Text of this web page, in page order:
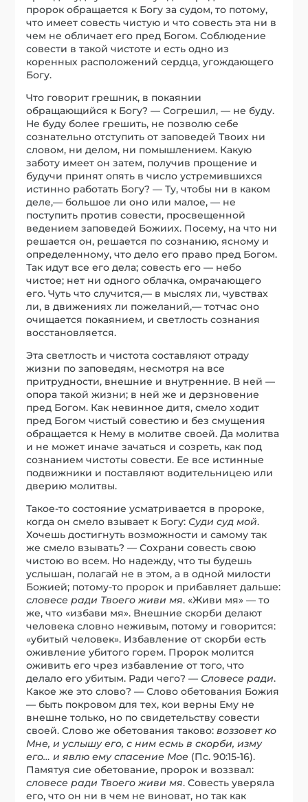
пророк обращается к Богу за судом, то потому,
что имеет совесть чистую и что совесть эта ни в
чем не обличает его пред Богом. Соблюдение
совести в такой чистоте и есть одно из
коренных расположений сердца, угождающего
Богу.
Что говорит грешник, в покаянии
обращающийся к Богу? — Согрешил, — не буду.
Не буду более грешить, не позволю себе
сознательно отступить от заповедей Твоих ни
словом, ни делом, ни помышлением. Какую
заботу имеет он затем, получив прощение и
будучи принят опять в число устремившихся
истинно работать Богу? — Ту, чтобы ни в каком
деле,— большое ли оно или малое, — не
поступить против совести, просвещенной
ведением заповедей Божиих. Посему, на что ни
решается он, решается по сознанию, ясному и
определенному, что дело его право пред Богом.
Так идут все его дела; совесть его — небо
чистое; нет ни одного облачка, омрачающего
его. Чуть что случится,— в мыслях ли, чувствах
ли, в движениях ли пожеланий,— тотчас оно
очищается покаянием, и светлость сознания
восстановляется.
Эта светлость и чистота составляют отраду
жизни по заповедям, несмотря на все
притрудности, внешние и внутренние. В ней —
опора такой жизни; в ней же и дерзновение
пред Богом. Как невинное дитя, смело ходит
пред Богом чистый совестию и без смущения
обращается к Нему в молитве своей. Да молитва
и не может иначе зачаться и созреть, как под
сознанием чистоты совести. Ее все истинные
подвижники и поставляют водительницею или
дверию молитвы.
Такое-то состояние усматривается в пророке,
когда он смело взывает к Богу: Суди суд мой.
Хочешь достигнуть возможности и самому так
же смело взывать? — Сохрани совесть свою
чистою во всем. Но надежду, что ты будешь
услышан, полагай не в этом, а в одной милости
Божией; потому-то пророк и прибавляет дальше:
словесе ради Твоего живи мя. «Живи мя» — то
же, что «избави мя». Внешние скорби делают
человека словно неживым, потому и говорится:
«убитый человек». Избавление от скорби есть
оживление убитого горем. Пророк молится
оживить его чрез избавление от того, что
делало его убитым. Ради чего? — Словесе ради.
Какое же это слово? — Слово обетования Божия
— быть покровом для тех, кои верны Ему не
внешне только, но по свидетельству совести
своей. Слово же обетования таково:воззовет ко
Мне, и услышу его, с ним есмь в скорби, изму
его… и явлю ему спасение Мое (Пс. 90:15-16).
Памятуя сие обетование, пророк и воззвал:
словесе ради Твоего живи мя. Совесть уверяла
его, что он ни в чем не виноват, но так как